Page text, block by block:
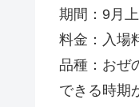
期間：9月
料金：入場
品種：おぜ
できる時期